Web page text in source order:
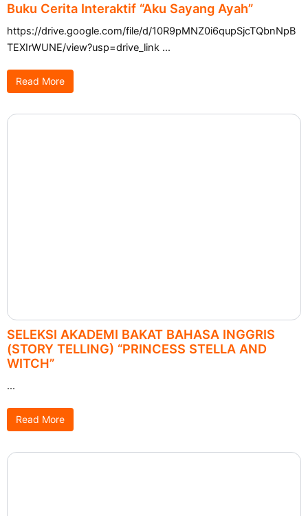
Buku Cerita Interaktif “Aku Sayang Ayah”
https://drive.google.com/file/d/10R9pMNZ0i6qupSjcTQbnNpB
TEXIrWUNE/view?usp=drive_link ...
Read More
SELEKSI AKADEMI BAKAT BAHASA INGGRIS
(STORY TELLING) “PRINCESS STELLA AND
WITCH”
...
Read More